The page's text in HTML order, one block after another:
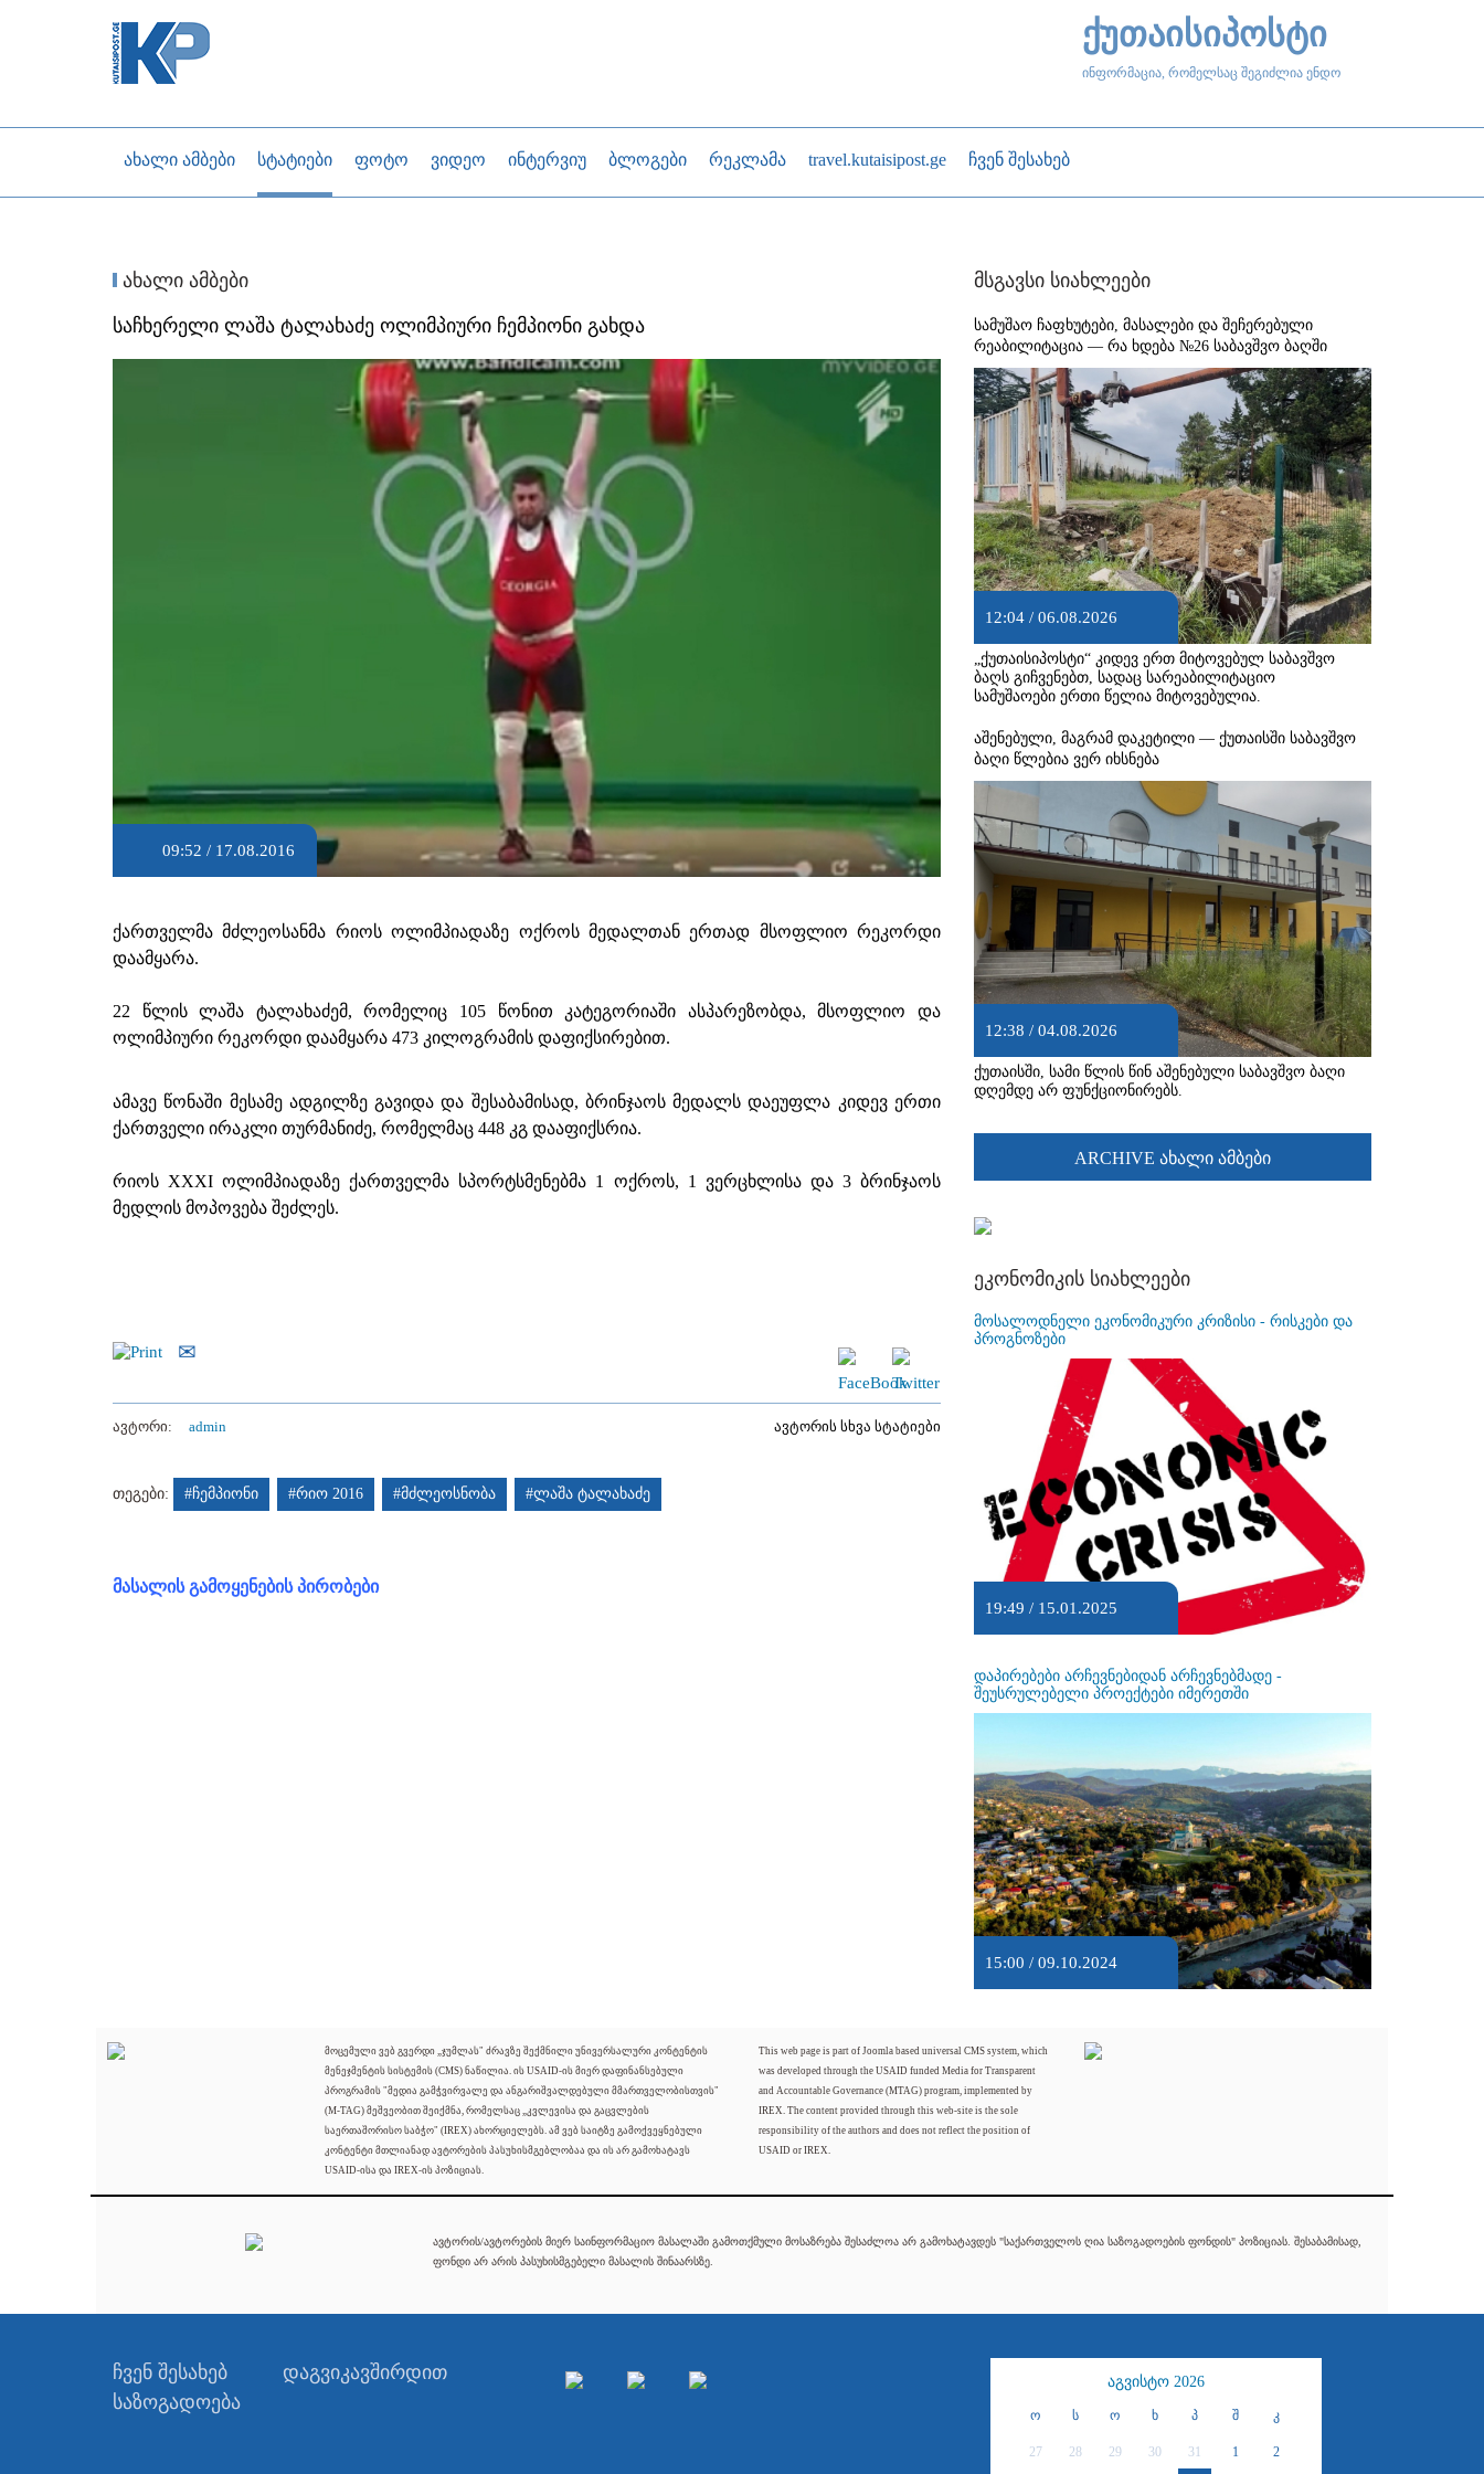
ქუთაისიპოსტი
ინფორმაცია, რომელსაც შეგიძლია ენდო
ახალი ამბები სტატიები ფოტო ვიდეო ინტერვიუ ბლოგები რეკლამა travel.kutaisipost.ge ჩვენ შესახებ
ახალი ამბები
საჩხერელი ლაშა ტალახაძე ოლიმპიური ჩემპიონი გახდა
09:52 / 17.08.2016
ქართველმა მძლეოსანმა რიოს ოლიმპიადაზე ოქროს მედალთან ერთად მსოფლიო რეკორდი
დაამყარა.
22 წლის ლაშა ტალახაძემ, რომელიც 105 წონით კატეგორიაში ასპარეზობდა, მსოფლიო და
ოლიმპიური რეკორდი დაამყარა 473 კილოგრამის დაფიქსირებით.
ამავე წონაში მესამე ადგილზე გავიდა და შესაბამისად, ბრინჯაოს მედალს დაეუფლა კიდევ ერთი
ქართველი ირაკლი თურმანიძე, რომელმაც 448 კგ დააფიქსრია.
რიოს XXXI ოლიმპიადაზე ქართველმა სპორტსმენებმა 1 ოქროს, 1 ვერცხლისა და 3 ბრინჯაოს
მედლის მოპოვება შეძლეს.
ავტორი: admin ავტორის სხვა სტატიები
თეგები: #ჩემპიონი #რიო 2016 #მძლეოსნობა #ლაშა ტალახაძე
მასალის გამოყენების პირობები
მსგავსი სიახლეები
სამუშაო ჩაფხუტები, მასალები და შეჩერებული
რეაბილიტაცია — რა ხდება №26 საბავშვო ბაღში
12:04 / 06.08.2026
„ქუთაისიპოსტი“ კიდევ ერთ მიტოვებულ საბავშვო
ბაღს გიჩვენებთ, სადაც სარეაბილიტაციო
სამუშაოები ერთი წელია მიტოვებულია.
აშენებული, მაგრამ დაკეტილი — ქუთაისში საბავშვო
ბაღი წლებია ვერ იხსნება
12:38 / 04.08.2026
ქუთაისში, სამი წლის წინ აშენებული საბავშვო ბაღი
დღემდე არ ფუნქციონირებს.
ARCHIVE ახალი ამბები
ეკონომიკის სიახლეები
მოსალოდნელი ეკონომიკური კრიზისი - რისკები და
პროგნოზები
19:49 / 15.01.2025
დაპირებები არჩევნებიდან არჩევნებმადე -
შეუსრულებელი პროექტები იმერეთში
15:00 / 09.10.2024
მოცემული ვებ გვერდი „ჯუმლას" ძრავზე შექმნილი უნივერსალური კონტენტის
მენეჯმენტის სისტემის (CMS) ნაწილია. ის USAID-ის მიერ დაფინანსებული
პროგრამის "მედია გამჭვირვალე და ანგარიშვალდებული მმართველობისთვის"
(M-TAG) მეშვეობით შეიქმნა, რომელსაც „კვლევისა და გაცვლების
საერთაშორისო საბჭო" (IREX) ახორციელებს. ამ ვებ საიტზე გამოქვეყნებული
კონტენტი მთლიანად ავტორების პასუხისმგებლობაა და ის არ გამოხატავს
USAID-ისა და IREX-ის პოზიციას.
This web page is part of Joomla based universal CMS system, which
was developed through the USAID funded Media for Transparent
and Accountable Governance (MTAG) program, implemented by
IREX. The content provided through this web-site is the sole
responsibility of the authors and does not reflect the position of
USAID or IREX.
ავტორის/ავტორების მიერ საინფორმაციო მასალაში გამოთქმული მოსაზრება შესაძლოა არ გამოხატავდეს "საქართველოს ღია საზოგადოების ფონდის" პოზიციას. შესაბამისად,
ფონდი არ არის პასუხისმგებელი მასალის შინაარსზე.
ჩვენ შესახებ
დაგვიკავშირდით
საზოგადოება
აგვისტო 2026
ო ს ო ხ პ შ კ
27 28 29 30 31 1 2